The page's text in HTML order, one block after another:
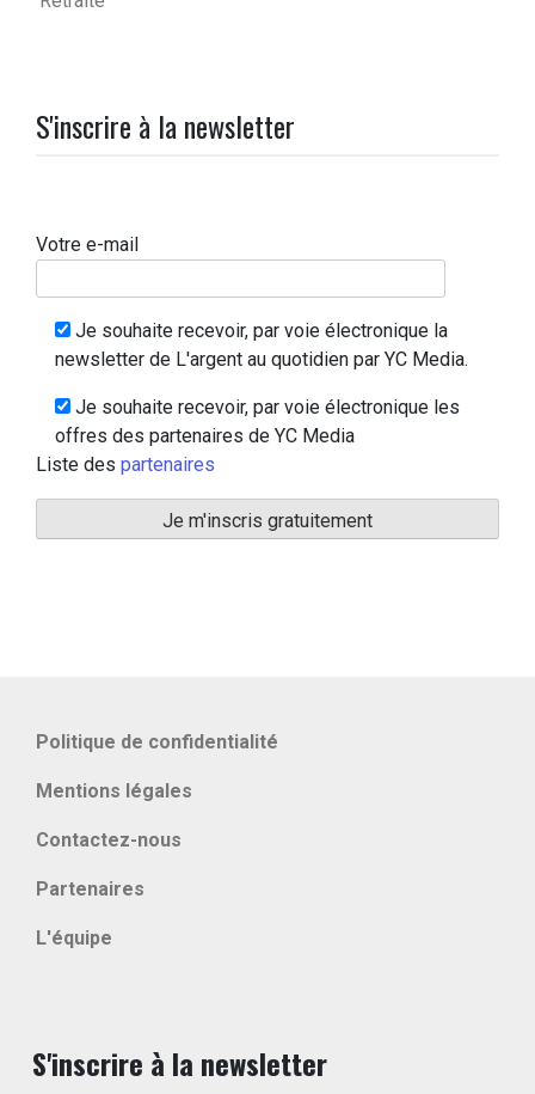
S'inscrire à la newsletter
Votre e-mail
Je souhaite recevoir, par voie électronique la
newsletter de L'argent au quotidien par YC Media.
Je souhaite recevoir, par voie électronique les
offres des partenaires de YC Media
Liste des partenaires
Politique de confidentialité
Mentions légales
Contactez-nous
Partenaires
L'équipe
S'inscrire à la newsletter